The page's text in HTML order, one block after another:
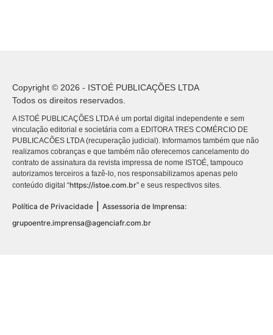
Copyright © 2026 - ISTOÉ PUBLICAÇÕES LTDA
Todos os direitos reservados.
A ISTOÉ PUBLICAÇÕES LTDA é um portal digital independente e sem
vinculação editorial e societária com a EDITORA TRES COMÉRCIO DE
PUBLICACÕES LTDA (recuperação judicial). Informamos também que não
realizamos cobranças e que também não oferecemos cancelamento do
contrato de assinatura da revista impressa de nome ISTOÉ, tampouco
autorizamos terceiros a fazê-lo, nos responsabilizamos apenas pelo
conteúdo digital “https://istoe.com.br” e seus respectivos sites.
Política de Privacidade
Assessoria de Imprensa:
grupoentre.imprensa@agenciafr.com.br